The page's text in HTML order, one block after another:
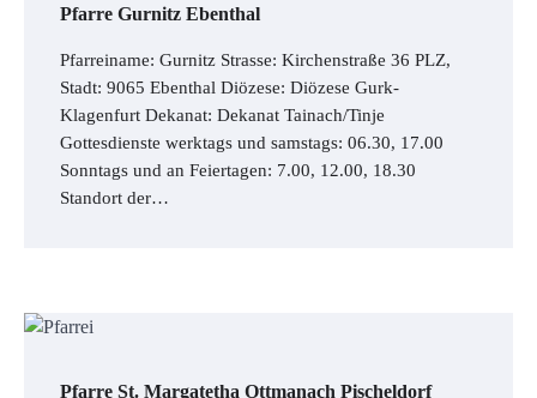
Pfarre Gurnitz Ebenthal
Pfarreiname: Gurnitz Strasse: Kirchenstraße 36 PLZ,
Stadt: 9065 Ebenthal Diözese: Diözese Gurk-
Klagenfurt Dekanat: Dekanat Tainach/Tinje
Gottesdienste werktags und samstags: 06.30, 17.00
Sonntags und an Feiertagen: 7.00, 12.00, 18.30
Standort der…
Pfarre St. Margatetha Ottmanach Pischeldorf